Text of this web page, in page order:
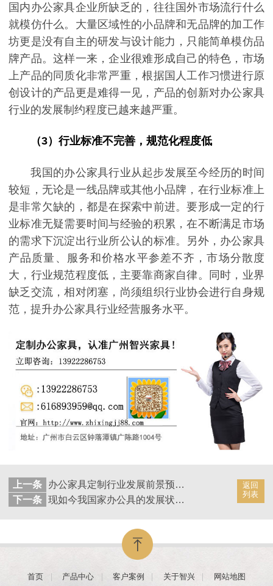
国内办公家具企业所缺乏的，往往国外市场流行什么
就模仿什么。大量区域性的小品牌和无品牌的加工作
坊更是没有自主的研发与设计能力，只能简单模仿品
牌产品。这样一来，企业很难形成自己的特色，市场
上产品的同质化非常严重，根据国人工作习惯进行原
创设计的产品更是难得一见，产品的创新对办公家具
行业的发展制约程度已越来越严重。
（3）行业标准不完善，规范化程度低
我国的办公家具行业从起步发展至今经历的时间
较短，无论是一线品牌或其他小品牌，在行业标准上
是非常欠缺的，都是在探索中前进。要形成一定的行
业标准无疑需要时间与经验的积累，在不断满足市场
的需求下沉淀出行业所公认的标准。另外，办公家具
产品质量、服务和价格水平参差不齐，市场分散度
大，行业规范程度低，主要靠商家自律。同时，业界
缺乏交流，相对闭塞，尚须组织行业协会进行自身规
范，提升办公家具行业经营服务水平。
返回
列表
上一条
办公家具定制行业发展前景预测 [智兴家具]
下一条
现如今我国家办公具的发展状况 [智兴家具]
首页 产品中心 客户案例 关于智兴 网站地图